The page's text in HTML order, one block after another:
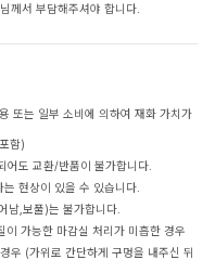
께서 부담해주셔야 합니다.
또는 일부 소비에 의하여 재화 가치가
함)
어도 교환/반품이 불가합니다.
현상이 있을 수 있습니다.
남,보풀)는 불가합니다.
가능한 마감실 처리가 미흡한 경우
우 (가위로 간단하게 구멍을 내주신 뒤